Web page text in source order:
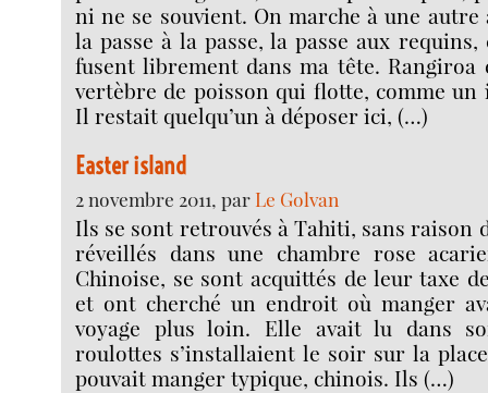
ni ne se souvient. On marche à une
la passe à la passe, la passe aux
fusent librement dans ma tête. Rangiroa
vertèbre de poisson qui flotte, comme un
Il restait quelqu’un à déposer ici, (…)
Easter island
2 novembre 2011, parLe Golvan
Ils se sont retrouvés à Tahiti, sans raison
réveillés dans une chambre rose
Chinoise, se sont acquittés de leur taxe
et ont cherché un endroit où manger
voyage plus loin. Elle avait lu dans
roulottes s’installaient le soir sur la
pouvait manger typique, chinois. Ils (…)